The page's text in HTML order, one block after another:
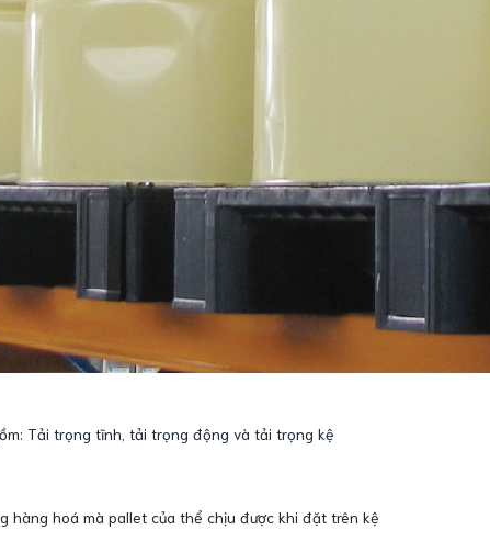
Tải trọng tĩnh, tải trọng động và tải trọng kệ
hàng hoá mà pallet của thể chịu được khi đặt trên kệ